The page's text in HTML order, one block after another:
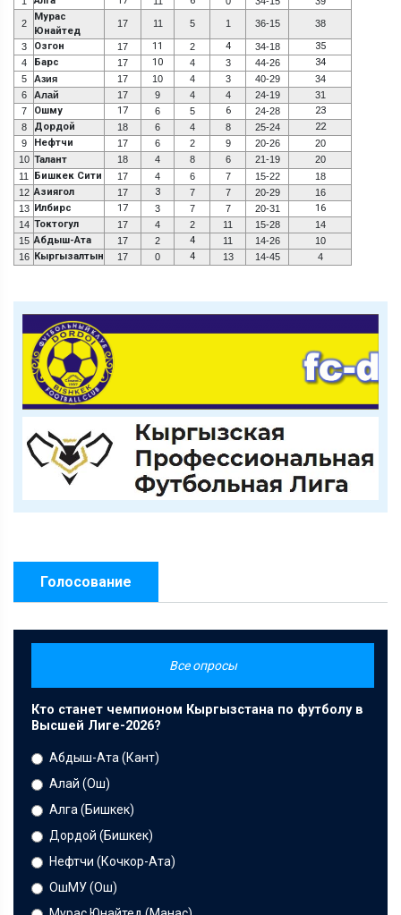
2
Мурас
Юнайтед
17 11 5 1 36-15 38
3 Озгон 17 11 2 4 34-18 35
4 Барс 17 10 4 3 44-26 34
5 Азия 17 10 4 3 40-29
34
6
Алай 17 9 4 4 24-19
31
7
Ошму 17 6 5 6 24-28 23
8 Дордой 18 6 4 8 25-24 22
9 Нефтчи 17 6 2 9 20-26
20
10 Талант 18 4 8 6 21-19
20
11
Бишкек Сити 17 4 6 7 15-22
18
12 Азиягол 17 3 7 7 20-29
16
13 Илбирс 17 3 7 7 20-31 16
14 Токтогул 17 4 2 11 15-28
14
15 Абдыш-Ата 17 2 4 11 14-26
10
16 Кыргызалтын 17 0 4 13 14-45 4
Голосование
Все опросы
Кто станет чемпионом Кыргызстана по футболу в
Высшей Лиге-2026?
Абдыш-Ата (Кант)
Алай (Ош)
Алга (Бишкек)
Дордой (Бишкек)
Нефтчи (Кочкор-Ата)
ОшМУ (Ош)